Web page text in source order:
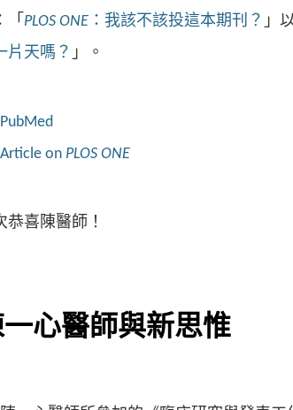
「 PLOS ONE ：我該不該投這本期刊？ 」
片天嗎？ 」。
PubMed
Article on PLOS ONE
恭喜陳醫師！
一心醫師與新思惟